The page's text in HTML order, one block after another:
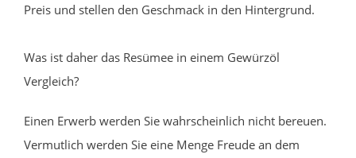
Preis und stellen den Geschmack in den Hintergrund.
Was ist daher das Resümee in einem Gewürzöl
Vergleich?
Einen Erwerb werden Sie wahrscheinlich nicht bereuen.
Vermutlich werden Sie eine Menge Freude an dem